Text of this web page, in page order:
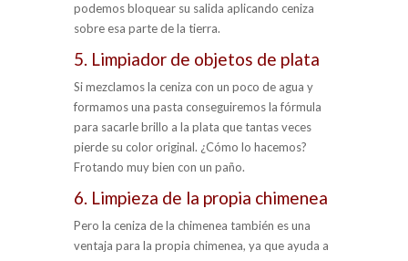
podemos bloquear su salida aplicando ceniza
sobre esa parte de la tierra.
5. Limpiador de objetos de plata
Si mezclamos la ceniza con un poco de agua y
formamos una pasta conseguiremos la fórmula
para sacarle brillo a la plata que tantas veces
pierde su color original. ¿Cómo lo hacemos?
Frotando muy bien con un paño.
6. Limpieza de la propia chimenea
Pero la ceniza de la chimenea también es una
ventaja para la propia chimenea, ya que ayuda a